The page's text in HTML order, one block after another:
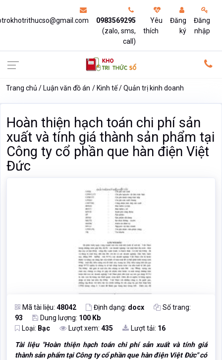
0983569295
(zalo, sms,
call)
Yêu
thích
Đăng
ký
Đăng
nhập
Trang chủ Luận văn đồ án Kinh tế Quản trị kinh doanh
Hoàn thiện hạch toán chi phí sản
xuất và tính giá thành sản phẩm tại
Công ty cổ phần que hàn điện Việt
Đức
Mã tài liệu: 48042 Định dạng: docx
Số trang:
93
Dung lượng: 100 Kb
Loại: Bạc Lượt xem: 435 Lượt tải: 16
Tài liệu "Hoàn thiện hạch toán chi phí sản xuất và tính giá
thành sản phẩm tại Công ty cổ phần que hàn điện Việt Đức" có